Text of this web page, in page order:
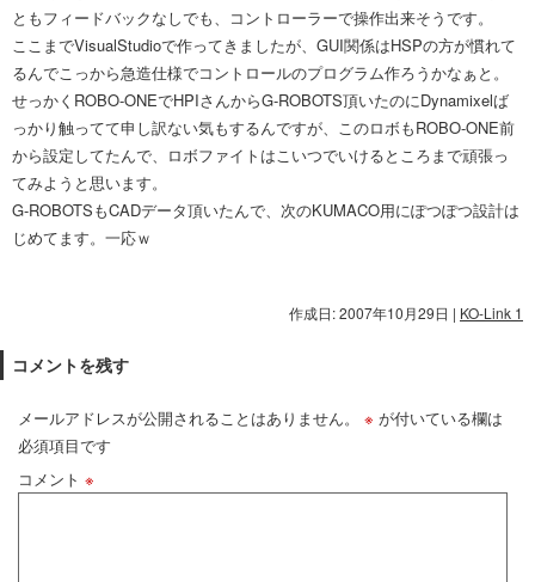
ともフィードバックなしでも、コントローラーで操作出来そうです。
ここまでVisualStudioで作ってきましたが、GUI関係はHSPの方が慣れて
るんでこっから急造仕様でコントロールのプログラム作ろうかなぁと。
せっかくROBO-ONEでHPIさんからG-ROBOTS頂いたのにDynamixelば
っかり触ってて申し訳ない気もするんですが、このロボもROBO-ONE前
から設定してたんで、ロボファイトはこいつでいけるところまで頑張っ
てみようと思います。
G-ROBOTSもCADデータ頂いたんで、次のKUMACO用にぽつぽつ設計は
じめてます。一応ｗ
作成日: 2007年10月29日 | KO-Link 1
コメントを残す
メールアドレスが公開されることはありません。 ※ が付いている欄は
必須項目です
コメント ※